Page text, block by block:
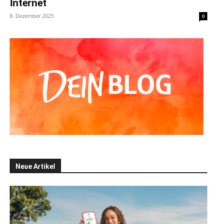
Internet
8. Dezember 2025 0
Neue Artikel